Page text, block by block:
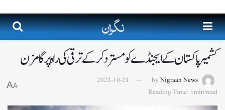
کشمیر پاکستان کے ایجنڈے کو مسترد کرکے ترقی کی راہ پرگامزن
by Nigraan News
2022-10-21
Reading Time: 1min read
A
A